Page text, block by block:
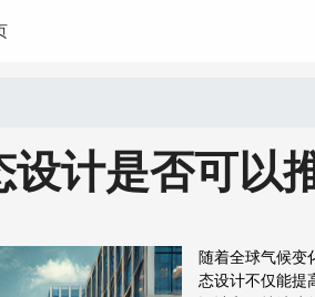
设计是否可以
随着全球气候变
态设计不仅能提